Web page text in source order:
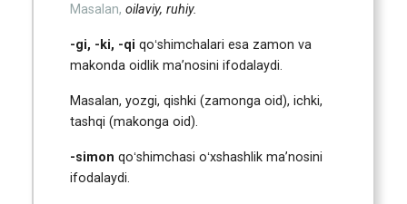
Masalan, oilaviy, ruhiy.
-gi, -ki, -qi qoʻshimchalari esa zamon va
makonda oidlik maʼnosini ifodalaydi.
Masalan, yozgi, qishki (zamonga oid), ichki,
tashqi (makonga oid).
-simon qoʻshimchasi oʻxshashlik maʼnosini
ifodalaydi.